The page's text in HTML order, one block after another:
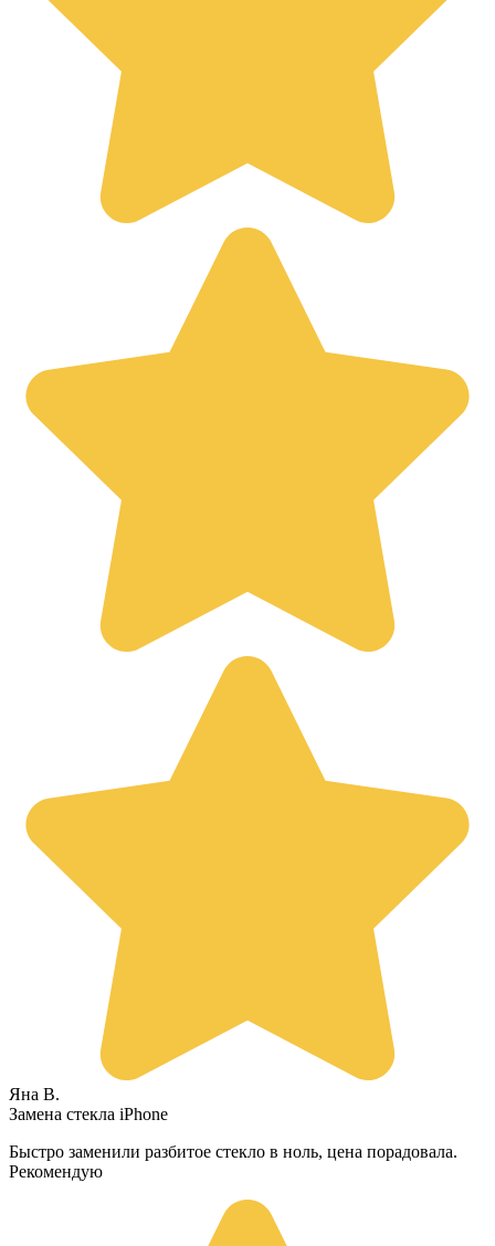
Яна В.
Замена стекла iPhone
Быстро заменили разбитое стекло в ноль, цена порадовала.
Рекомендую